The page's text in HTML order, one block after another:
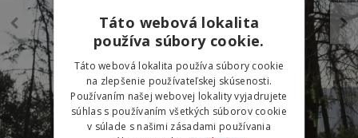
Táto webová lokalita
používa súbory cookie.
Táto webová lokalita používa súbory cookie
na zlepšenie používateľskej skúsenosti.
Používaním našej webovej lokality vyjadrujete
súhlas s používaním všetkých súborov cookie
v súlade s našimi zásadami používania